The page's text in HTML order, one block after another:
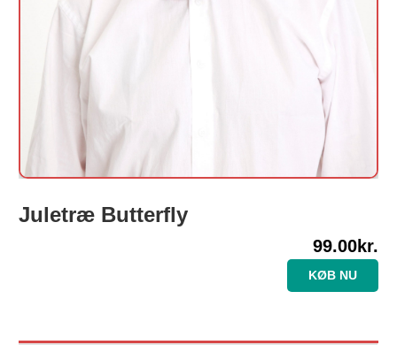
Juletræ Butterfly
99.00kr.
KØB NU